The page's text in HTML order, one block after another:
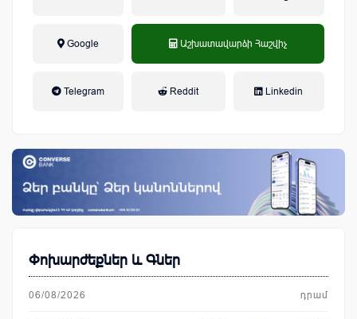
Google Աշխատավարձի Հաշվիչ
Telegram Reddit Linkedin
Փոխարժեքներ և Գներ
06/08/2026 դրամ